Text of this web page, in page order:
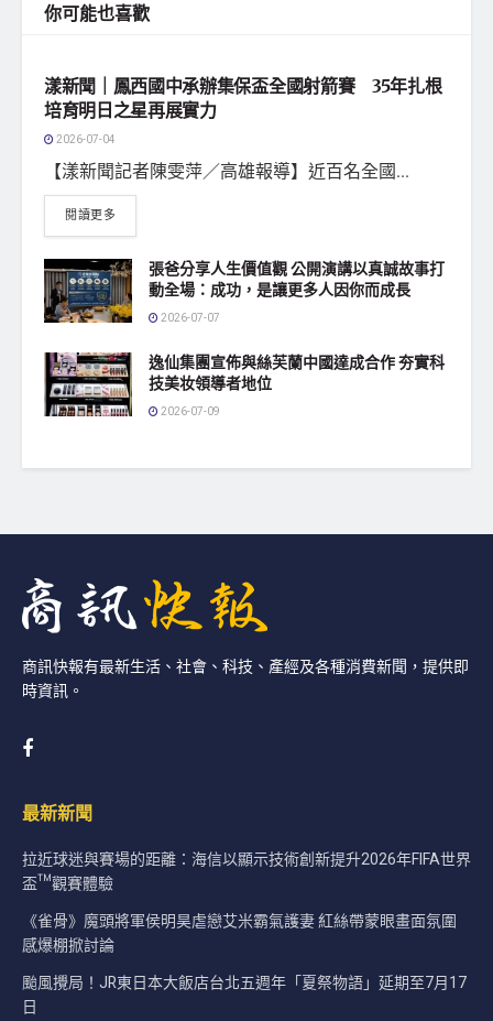
你可能也喜歡
漾新聞｜鳳西國中承辦集保盃全國射箭賽 35年扎根
培育明日之星再展實力
2026-07-04
【漾新聞記者陳雯萍／高雄報導】近百名全國...
閱讀更多
張爸分享人生價值觀 公開演講以真誠故事打
動全場：成功，是讓更多人因你而成長
2026-07-07
逸仙集團宣佈與絲芙蘭中國達成合作 夯實科
技美妆領導者地位
2026-07-09
商訊快報有最新生活、社會、科技、產經及各種消費新聞，提供即
時資訊。
最新新聞
拉近球迷與賽場的距離：海信以顯示技術創新提升2026年FIFA世界
盃™觀賽體驗
《雀骨》魔頭將軍侯明昊虐戀艾米霸氣護妻 紅絲帶蒙眼畫面氛圍
感爆棚掀討論
颱風攪局！JR東日本大飯店台北五週年「夏祭物語」延期至7月17
日